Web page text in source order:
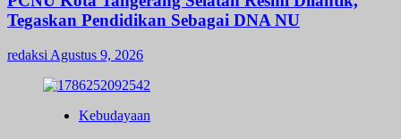
Tegaskan Pendidikan Sebagai DNA NU
redaksi Agustus 9, 2026
Kebudayaan